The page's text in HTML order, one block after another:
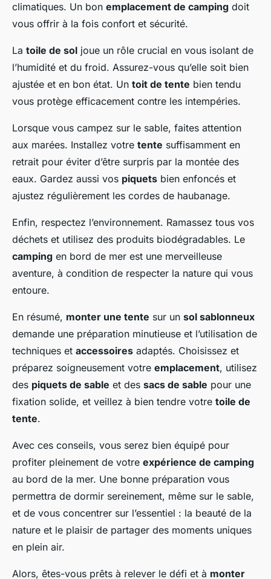
climatiques. Un bon emplacement de camping doit
vous offrir à la fois confort et sécurité.
La toile de sol joue un rôle crucial en vous isolant de
l’humidité et du froid. Assurez-vous qu’elle soit bien
ajustée et en bon état. Un toit de tente bien tendu
vous protège efficacement contre les intempéries.
Lorsque vous campez sur le sable, faites attention
aux marées. Installez votre tente suffisamment en
retrait pour éviter d’être surpris par la montée des
eaux. Gardez aussi vos piquets bien enfoncés et
ajustez régulièrement les cordes de haubanage.
Enfin, respectez l’environnement. Ramassez tous vos
déchets et utilisez des produits biodégradables. Le
camping en bord de mer est une merveilleuse
aventure, à condition de respecter la nature qui vous
entoure.
En résumé, monter une tente sur un sol sablonneux
demande une préparation minutieuse et l’utilisation de
techniques et accessoires adaptés. Choisissez et
préparez soigneusement votre emplacement, utilisez
des piquets de sable et des sacs de sable pour une
fixation solide, et veillez à bien tendre votre toile de
tente.
Avec ces conseils, vous serez bien équipé pour
profiter pleinement de votre expérience de camping
au bord de la mer. Une bonne préparation vous
permettra de dormir sereinement, même sur le sable,
et de vous concentrer sur l’essentiel : la beauté de la
nature et le plaisir de partager des moments uniques
en plein air.
Alors, êtes-vous prêts à relever le défi et à monter